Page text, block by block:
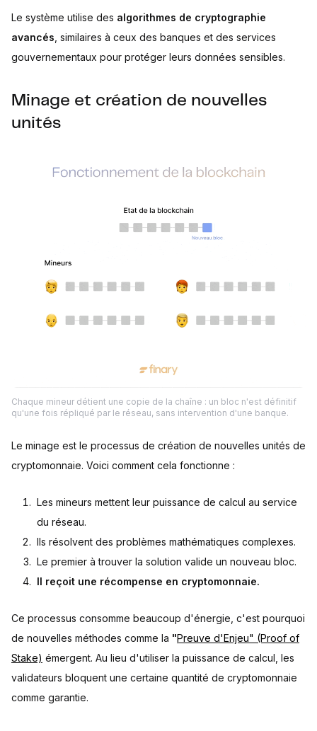
Le système utilise des algorithmes de cryptographie
avancés , similaires à ceux des banques et des services
gouvernementaux pour protéger leurs données sensibles.
Minage et création de nouvelles
unités
Chaque mineur détient une copie de la chaîne : un bloc n'est définitif
qu'une fois répliqué par le réseau, sans intervention d'une banque.
Le minage est le processus de création de nouvelles unités de
cryptomonnaie. Voici comment cela fonctionne :
Les mineurs mettent leur puissance de calcul au service
du réseau.
Ils résolvent des problèmes mathématiques complexes.
Le premier à trouver la solution valide un nouveau bloc.
Il reçoit une récompense en cryptomonnaie.
Ce processus consomme beaucoup d'énergie, c'est pourquoi
de nouvelles méthodes comme la "Preuve d'Enjeu" (Proof of
Stake) émergent. Au lieu d'utiliser la puissance de calcul, les
validateurs bloquent une certaine quantité de cryptomonnaie
comme garantie.